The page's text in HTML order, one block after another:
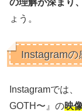
の理解が深まり
ょう。
Instagram
Instagramでは
GOTH〜』の映